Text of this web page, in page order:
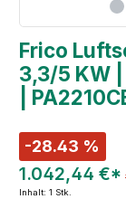
Frico
3,3/5 KW
|
-28.43 %
1.042,44 €*
Inhalt: 1 Stk.